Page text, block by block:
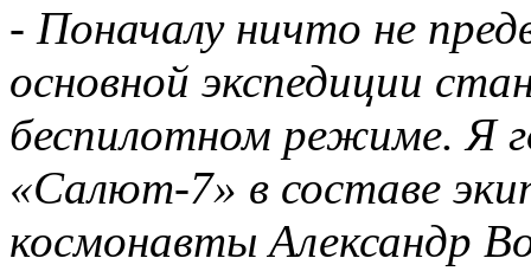
- Поначалу ничто не
основной экспедиции
беспилотном режиме. Я
«Салют-7» в составе
космонавты Александр